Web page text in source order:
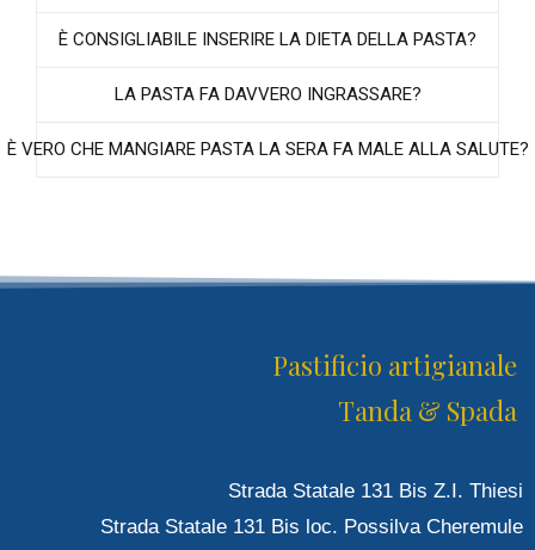
È CONSIGLIABILE INSERIRE LA DIETA DELLA PASTA?
LA PASTA FA DAVVERO INGRASSARE?
È VERO CHE MANGIARE PASTA LA SERA FA MALE ALLA SALUTE?
Pastificio artigianale
Tanda & Spada
Strada Statale 131 Bis Z.I. Thiesi
Strada Statale 131 Bis loc. Possilva Cheremule